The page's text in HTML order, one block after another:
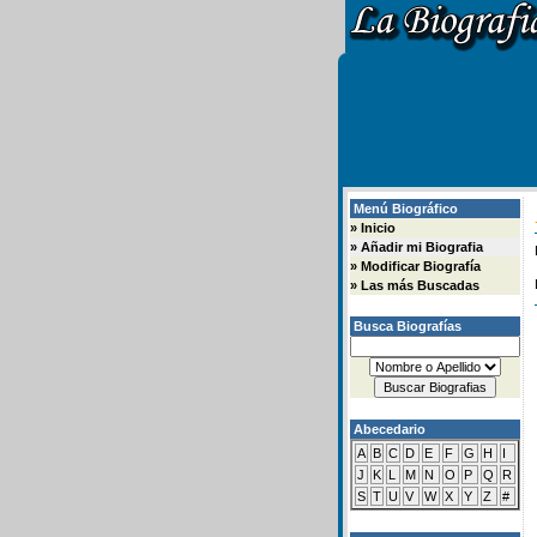
Menú Biográfico
» Inicio
» Añadir mi Biografia
» Modificar Biografía
» Las más Buscadas
Busca Biografías
Abecedario
A B C D E F G H
I
J
K L M N O P Q
R
S T U V W X Y Z #